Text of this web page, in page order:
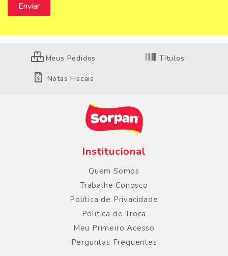
Meus Pedidos Títulos
Notas Fiscais
Institucional
Quem Somos
Trabalhe Conosco
Política de Privacidade
Politica de Troca
Meu Primeiro Acesso
Perguntas Frequentes